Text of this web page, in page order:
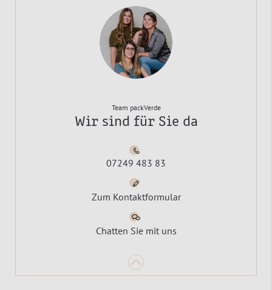
Team packVerde
Wir sind für Sie da
07249 483 83
Zum Kontaktformular
Chatten Sie mit uns